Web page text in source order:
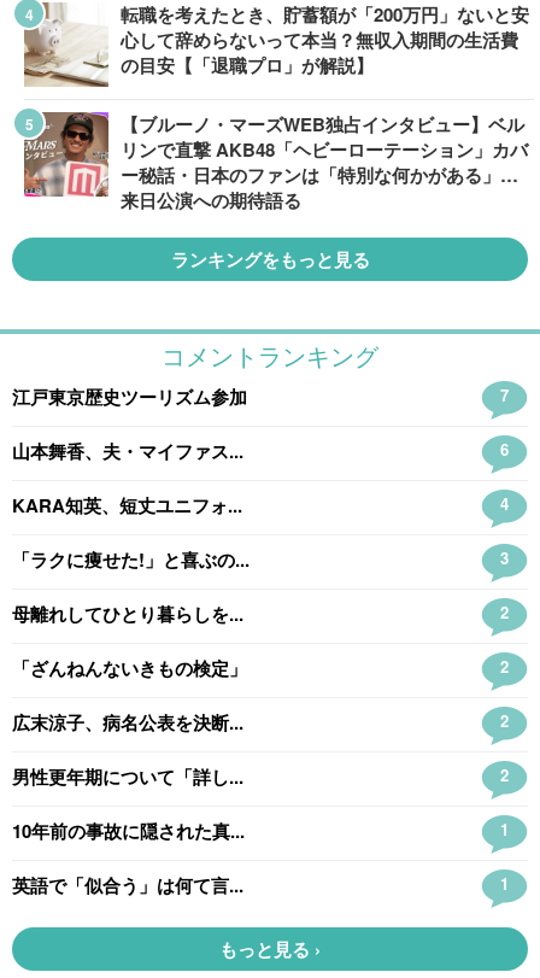
転職を考えたとき、貯蓄額が「200万円」ないと安
心して辞めらないって本当？無収入期間の生活費
の目安【「退職プロ」が解説】
【ブルーノ・マーズWEB独占インタビュー】ベル
リンで直撃 AKB48「ヘビーローテーション」カバ
ー秘話・日本のファンは「特別な何かがある」…
来日公演への期待語る
ランキングをもっと見る